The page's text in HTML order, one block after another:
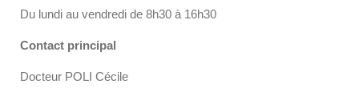
Du lundi au vendredi de 8h30 à 16h30
Contact principal
Docteur POLI Cécile